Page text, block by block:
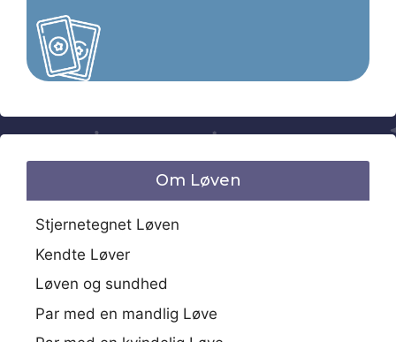
Om Løven
Stjernetegnet Løven
Kendte Løver
Løven og sundhed
Par med en mandlig Løve